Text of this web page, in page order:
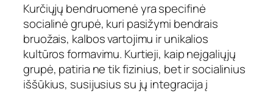
Kurčiųjų bendruomenė yra specifinė
socialinė grupė, kuri pasižymi bendrais
bruožais, kalbos vartojimu ir unikalios
kultūros formavimu. Kurtieji, kaip neįgaliųjų
grupė, patiria ne tik fizinius, bet ir socialinius
iššūkius, susijusius su jų integracija į